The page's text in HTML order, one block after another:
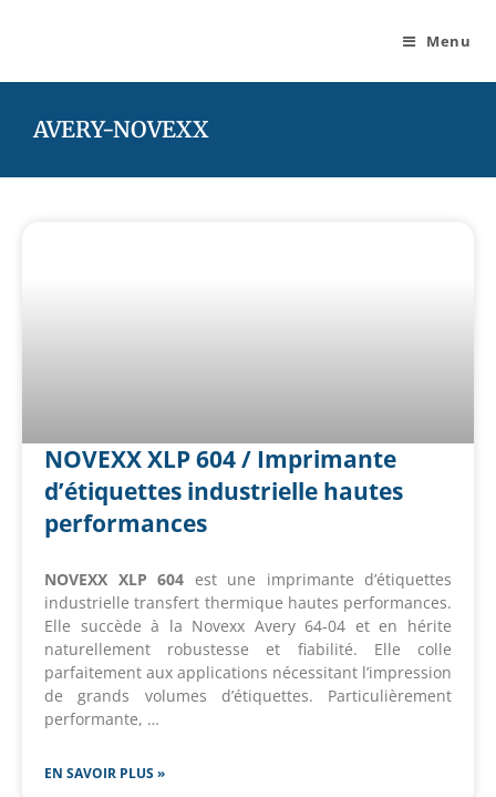
Menu
AVERY-NOVEXX
NOVEXX XLP 604 / Imprimante
d’étiquettes industrielle hautes
performances
NOVEXX XLP 604 est une imprimante d’étiquettes
industrielle transfert thermique hautes performances.
Elle succède à la Novexx Avery 64-04 et en hérite
naturellement robustesse et fiabilité. Elle colle
parfaitement aux applications nécessitant l’impression
de grands volumes d’étiquettes. Particulièrement
performante, …
EN SAVOIR PLUS »